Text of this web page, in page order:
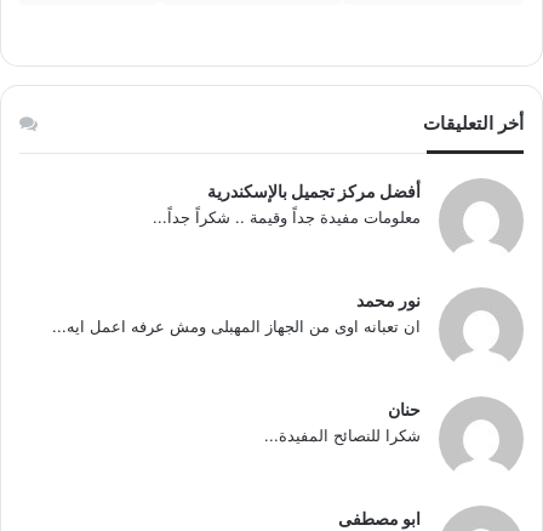
أخر التعليقات
أفضل مركز تجميل بالإسكندرية
معلومات مفيدة جداً وقيمة .. شكراً جداً...
نور محمد
ان تعبانه اوى من الجهاز المهبلى ومش عرفه اعمل ايه...
حنان
شكرا للنصائح المفيدة...
ابو مصطفى